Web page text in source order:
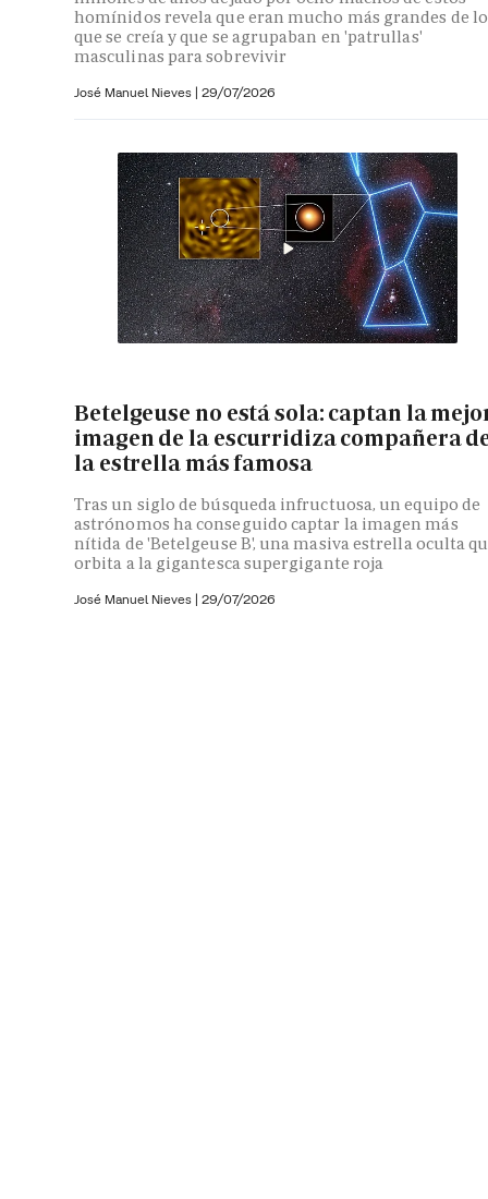
homínidos revela que eran mucho más grandes de lo
que se creía y que se agrupaban en 'patrullas'
masculinas para sobrevivir
José Manuel Nieves | 29/07/2026
Betelgeuse no está sola: captan la
imagen de la escurridiza compañera
la estrella más famosa
Tras un siglo de búsqueda infructuosa, un equipo de
astrónomos ha conseguido captar la imagen más
nítida de 'Betelgeuse B', una masiva estrella oculta
orbita a la gigantesca supergigante roja
José Manuel Nieves | 29/07/2026